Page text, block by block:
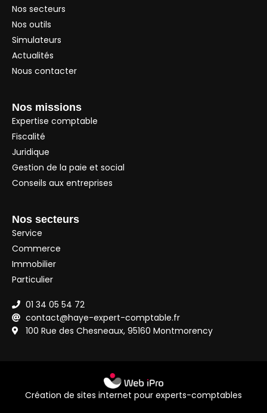
Nos secteurs
Nos outils
Simulateurs
Actualités
Nous contacter
Nos missions
Expertise comptable
Fiscalité
Juridique
Gestion de la paie et social
Conseils aux entreprises
Nos secteurs
Service
Commerce
Immobilier
Particulier
01 34 05 54 72
contact@haye-expert-comptable.fr
100 Rue des Chesneaux, 95160 Montmorency
Création de sites internet pour experts-comptables